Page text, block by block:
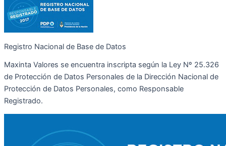
Registro Nacional de Base de Datos
Maxinta Valores se encuentra inscripta según la Ley Nº 25.326
de Protección de Datos Personales de la Dirección Nacional de
Protección de Datos Personales, como Responsable
Registrado.